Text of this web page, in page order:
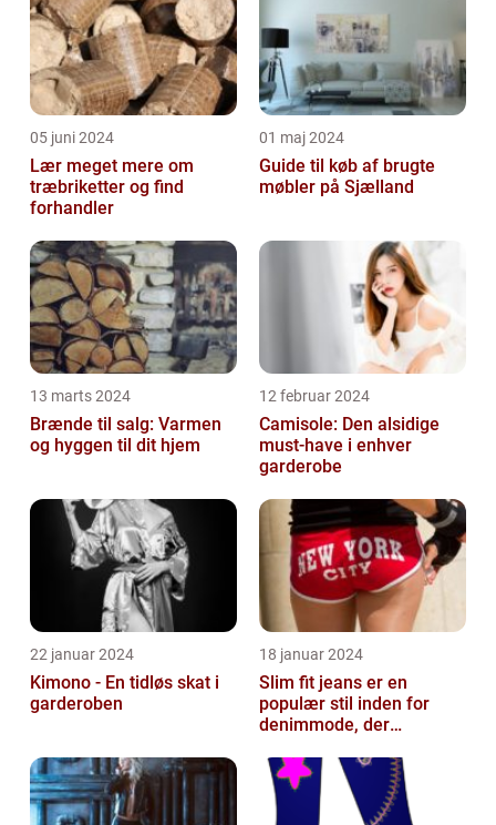
05 juni 2024
Lær meget mere om
træbriketter og find
forhandler
01 maj 2024
Guide til køb af brugte
møbler på Sjælland
13 marts 2024
Brænde til salg: Varmen
og hyggen til dit hjem
12 februar 2024
Camisole: Den alsidige
must-have i enhver
garderobe
22 januar 2024
Kimono - En tidløs skat i
garderoben
18 januar 2024
Slim fit jeans er en
populær stil inden for
denimmode, der
kvinder